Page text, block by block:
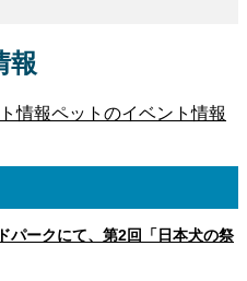
報
情報ペットのイベント情報
パークにて、第2回「日本犬の祭